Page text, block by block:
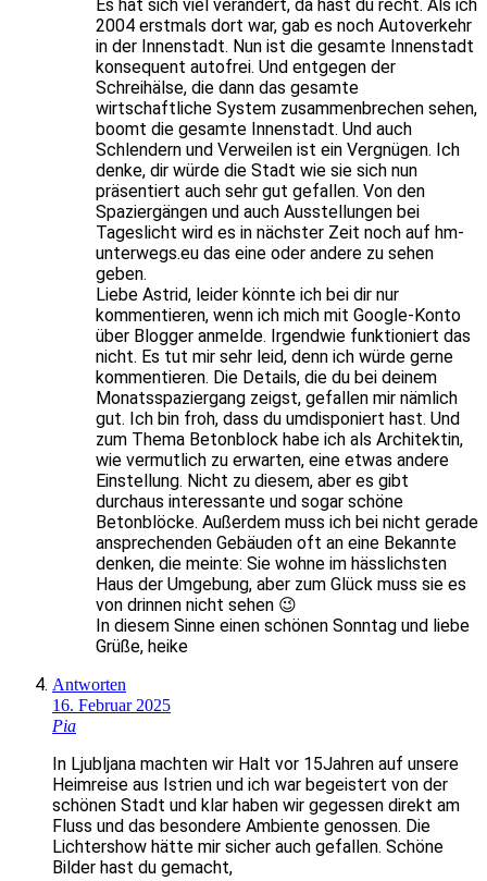
Es hat sich viel verändert, da hast du recht. Als ich
2004 erstmals dort war, gab es noch Autoverkehr
in der Innenstadt. Nun ist die gesamte Innenstadt
konsequent autofrei. Und entgegen der
Schreihälse, die dann das gesamte
wirtschaftliche System zusammenbrechen sehen,
boomt die gesamte Innenstadt. Und auch
Schlendern und Verweilen ist ein Vergnügen. Ich
denke, dir würde die Stadt wie sie sich nun
präsentiert auch sehr gut gefallen. Von den
Spaziergängen und auch Ausstellungen bei
Tageslicht wird es in nächster Zeit noch auf hm-
unterwegs.eu das eine oder andere zu sehen
geben.
Liebe Astrid, leider könnte ich bei dir nur
kommentieren, wenn ich mich mit Google-Konto
über Blogger anmelde. Irgendwie funktioniert das
nicht. Es tut mir sehr leid, denn ich würde gerne
kommentieren. Die Details, die du bei deinem
Monatsspaziergang zeigst, gefallen mir nämlich
gut. Ich bin froh, dass du umdisponiert hast. Und
zum Thema Betonblock habe ich als Architektin,
wie vermutlich zu erwarten, eine etwas andere
Einstellung. Nicht zu diesem, aber es gibt
durchaus interessante und sogar schöne
Betonblöcke. Außerdem muss ich bei nicht gerade
ansprechenden Gebäuden oft an eine Bekannte
denken, die meinte: Sie wohne im hässlichsten
Haus der Umgebung, aber zum Glück muss sie es
von drinnen nicht sehen 😉
In diesem Sinne einen schönen Sonntag und liebe
Grüße, heike
Antworten
16. Februar 2025
Pia
In Ljubljana machten wir Halt vor 15Jahren auf unsere
Heimreise aus Istrien und ich war begeistert von der
schönen Stadt und klar haben wir gegessen direkt am
Fluss und das besondere Ambiente genossen. Die
Lichtershow hätte mir sicher auch gefallen. Schöne
Bilder hast du gemacht,